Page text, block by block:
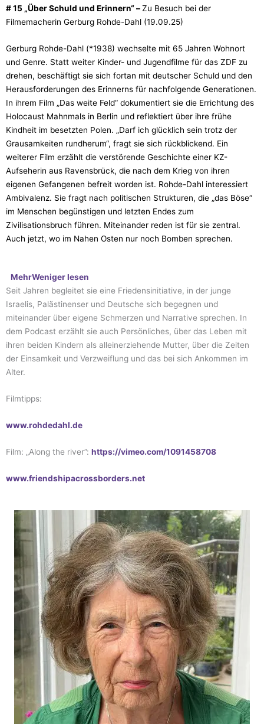
# 15 „Über Schuld und Erinnern“ –Zu Besuch bei der
Filmemacherin Gerburg Rohde-Dahl (19.09.25)
Gerburg Rohde-Dahl (*1938) wechselte mit 65 Jahren Wohnort
und Genre. Statt weiter Kinder- und Jugendfilme für das ZDF zu
drehen, beschäftigt sie sich fortan mit deutscher Schuld und den
Herausforderungen des Erinnerns für nachfolgende Generationen.
In ihrem Film „Das weite Feld“ dokumentiert sie die Errichtung des
Holocaust Mahnmals in Berlin und reflektiert über ihre frühe
Kindheit im besetzten Polen. „Darf ich glücklich sein trotz der
Grausamkeiten rundherum“, fragt sie sich rückblickend. Ein
weiterer Film erzählt die verstörende Geschichte einer KZ-
Aufseherin aus Ravensbrück, die nach dem Krieg von ihren
eigenen Gefangenen befreit worden ist. Rohde-Dahl interessiert
Ambivalenz. Sie fragt nach politischen Strukturen, die „das Böse“
im Menschen begünstigen und letzten Endes zum
Zivilisationsbruch führen. Miteinander reden ist für sie zentral.
Auch jetzt, wo im Nahen Osten nur noch Bomben sprechen.
MehrWenigerlesen
Seit Jahren begleitet sie eine Friedensinitiative, in der junge
Israelis, Palästinenser und Deutsche sich begegnen und
miteinander über eigene Schmerzen und Narrative sprechen. In
dem Podcast erzählt sie auch Persönliches, über das Leben mit
ihren beiden Kindern als alleinerziehende Mutter, über die Zeiten
der Einsamkeit und Verzweiflung und das bei sich Ankommen im
Alter.
Filmtipps:
www.rohdedahl.de
Film: „Along the river”: https://vimeo.com/1091458708
www.friendshipacrossborders.net